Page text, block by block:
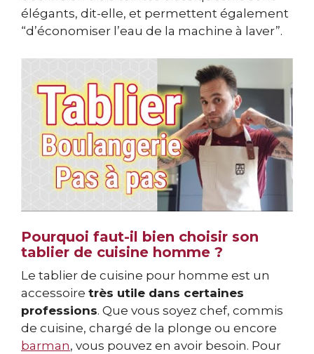
élégants, dit-elle, et permettent également
“d’économiser l’eau de la machine à laver”.
Pourquoi faut-il bien choisir son
tablier de cuisine homme ?
Le tablier de cuisine pour homme est un
accessoire très utile dans certaines
professions. Que vous soyez chef, commis
de cuisine, chargé de la plonge ou encore
barman, vous pouvez en avoir besoin. Pour